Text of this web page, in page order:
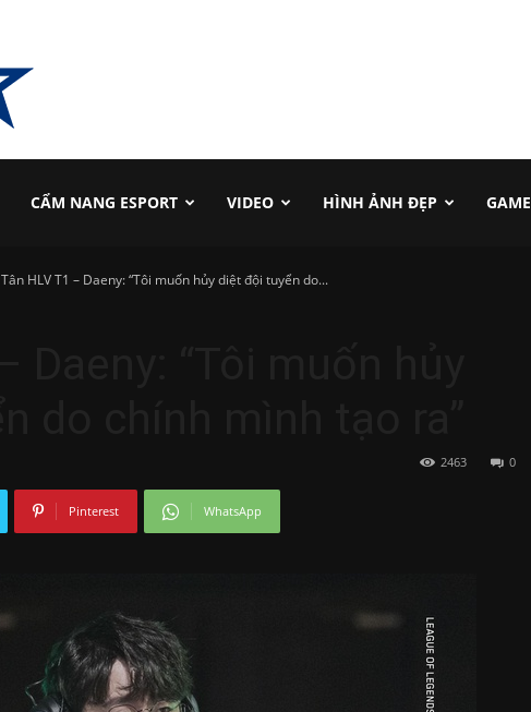
CẨM NANG ESPORT VIDEO HÌNH ẢNH ĐẸP
Tân HLV T1 – Daeny: “Tôi muốn hủy diệt đội tuyển do...
0
2463
Pinterest WhatsApp